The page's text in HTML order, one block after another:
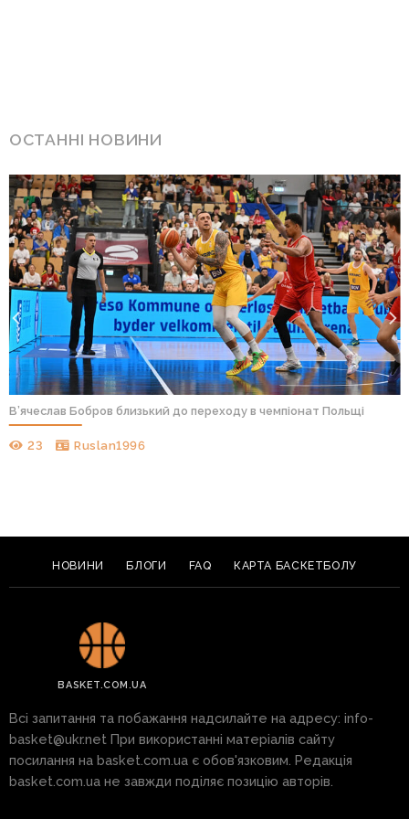
ОСТАННІ НОВИНИ
В’ячеслав Бобров близький до переходу в чемпіонат Польщі
23 Ruslan1996
НОВИНИ БЛОГИ FAQ КАРТА БАСКЕТБОЛУ
BASKET.COM.UA
Всі запитання та побажання надсилайте на адресу: info-
basket@ukr.netПри використанні матеріалів сайту
посилання на basket.com.ua є обов'язковим. Редакція
basket.com.ua не завжди поділяє позицію авторів.